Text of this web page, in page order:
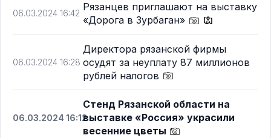
06.03.2024 16:42
Рязанцев приглашают на выставку
«Дорога в Зурбаган»
06.03.2024 16:28
Директора рязанской фирмы
осудят за неуплату 87 миллионов
рублей налогов
06.03.2024 16:12
Стенд Рязанской области на
выставке «Россия» украсили
весенние цветы